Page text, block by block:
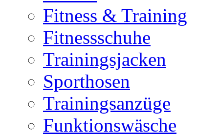
Fitness & Training
Fitnessschuhe
Trainingsjacken
Sporthosen
Trainingsanzüge
Funktionswäsche